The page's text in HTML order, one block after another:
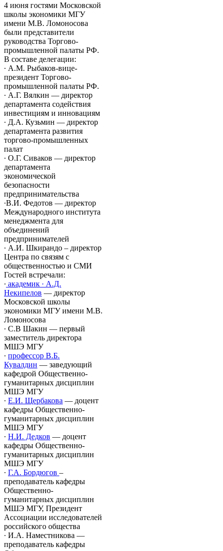
4 июня гостями Московской
школы экономики МГУ
имени М.В. Ломоносова
были представители
руководства Торгово-
промышленной палаты РФ.
В составе делегации:
∙ А.М. Рыбаков-вице-
президент Торгово-
промышленной палаты РФ.
∙ А.Г. Вялкин — директор
департамента содействия
инвестициям и инновациям
∙ Д.А. Кузьмин — директор
департамента развития
торгово-промышленных
палат
∙ О.Г. Сиваков — директор
департамента
экономической
безопасности
предпринимательства
∙В.И. Федотов — директор
Международного института
менеджмента для
объединений
предпринимателей
∙ А.И. Шкирандо – директор
Центра по связям с
общественностью и СМИ
Гостей встречали:
∙ академик ∙ А.Д.
Некипелов — директор
Московской школы
экономики МГУ имени М.В.
Ломоносова
∙ С.В Шакин — первый
заместитель директора
МШЭ МГУ
∙ профессор В.Б.
Кувалдин — заведующий
кафедрой Общественно-
гуманитарных дисциплин
МШЭ МГУ
∙ Е.И. Щербакова — доцент
кафедры Общественно-
гуманитарных дисциплин
МШЭ МГУ
∙ Н.И. Дедков — доцент
кафедры Общественно-
гуманитарных дисциплин
МШЭ МГУ
∙ Г.А. Бордюгов –
преподаватель кафедры
Общественно-
гуманитарных дисциплин
МШЭ МГУ, Президент
Ассоциации исследователей
российского общества
∙ И.А. Наместникова —
преподаватель кафедры